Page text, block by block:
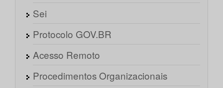
Sei
Protocolo GOV.BR
Acesso Remoto
Procedimentos Organizacionais